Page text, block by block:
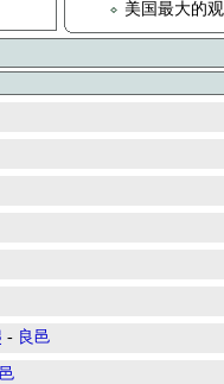
美国最大的
- 良邑